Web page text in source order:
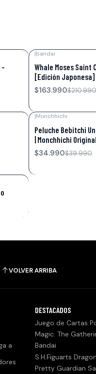
|bandai
Whale Moses Saint
[Edición Japonesa]
$163.990$210.990
|Monchhichi
Peluche Bebitchi
| Monchhichi
$34.990$39.990
VOLVER ARRIBA
a
DESTACADOS
Juego de Cartas
Magic: The
Bandai
S.H.Figuarts
Pretty Guardian